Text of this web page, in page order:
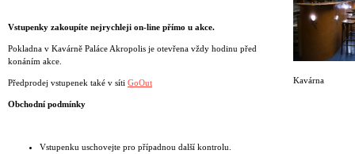
Vstupenky zakoupíte nejrychleji on-line přímo u akce.
Pokladna v Kavárně Paláce Akropolis je otevřena vždy hodinu před
konáním akce.
Předprodej vstupenek také v síti GoOut
Obchodní podmínky
Vstupenku uschovejte pro případnou další kontrolu.
Kavárna